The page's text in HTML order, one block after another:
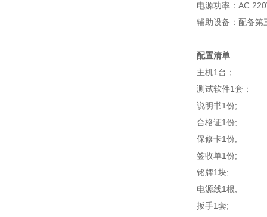
电源功率：AC
辅助设备：配备第
配置清单
主机1台；
测试软件1套；
说明书1份;
合格证1份;
保修卡1份;
签收单1份;
铭牌1块;
电源线1根;
扳手1套;